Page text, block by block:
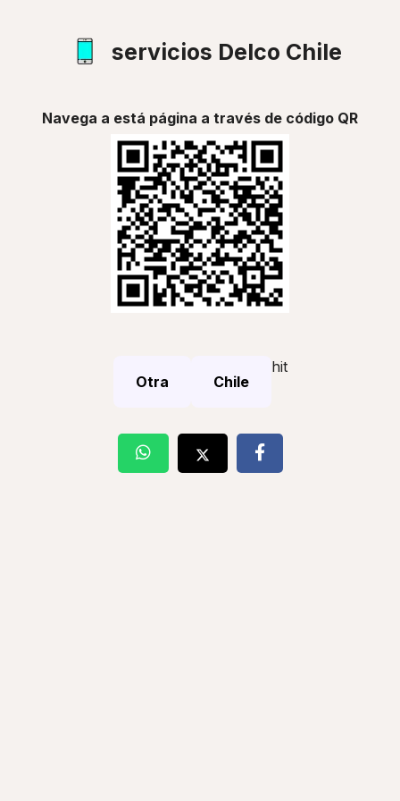
servicios Delco Chile
Navega a está página a través de código QR
Otra Chile
hit